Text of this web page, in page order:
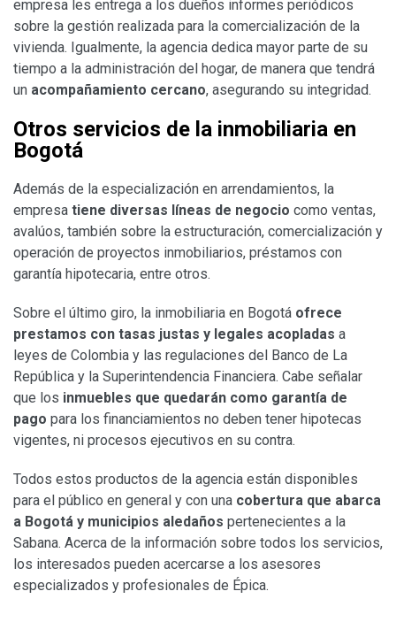
empresa les entrega a los dueños informes periódicos
sobre la gestión realizada para la comercialización de la
vivienda. Igualmente, la agencia dedica mayor parte de su
tiempo a la administración del hogar, de manera que tendrá
un acompañamiento cercano, asegurando su integridad.
Otros servicios de la inmobiliaria en
Bogotá
Además de la especialización en arrendamientos, la
empresa tiene diversas líneas de negocio como ventas,
avalúos, también sobre la estructuración, comercialización y
operación de proyectos inmobiliarios, préstamos con
garantía hipotecaria, entre otros.
Sobre el último giro, la inmobiliaria en Bogotá ofrece
prestamos con tasas justas y legales acopladas a
leyes de Colombia y las regulaciones del Banco de La
República y la Superintendencia Financiera. Cabe señalar
que los inmuebles que quedarán como garantía de
pago para los financiamientos no deben tener hipotecas
vigentes, ni procesos ejecutivos en su contra.
Todos estos productos de la agencia están disponibles
para el público en general y con una cobertura que abarca
a Bogotá y municipios aledaños pertenecientes a la
Sabana. Acerca de la información sobre todos los servicios,
los interesados pueden acercarse a los asesores
especializados y profesionales de Épica.